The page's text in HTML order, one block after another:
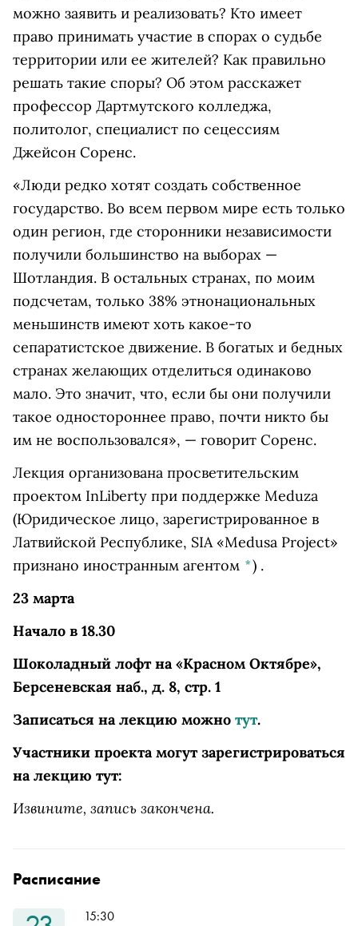
можно заявить и реализовать? Кто имеет
право принимать участие в спорах о судьбе
территории или ее жителей? Как правильно
решать такие споры? Об этом расскажет
профессор Дартмутского колледжа,
политолог, специалист по сецессиям
Джейсон Соренс.
«Люди редко хотят создать собственное
государство. Во всем первом мире есть только
один регион, где сторонники независимости
получили большинство на выборах —
Шотландия. В остальных странах, по моим
подсчетам, только 38% этнонациональных
меньшинств имеют хоть какое-то
сепаратистское движение. В богатых и бедных
странах желающих отделиться одинаково
мало. Это значит, что, если бы они получили
такое одностороннее право, почти никто бы
им не воспользовался», — говорит Соренс.
Лекция организована просветительским
проектом InLiberty при поддержке Meduza
(Юридическое лицо, зарегистрированное в
Латвийской Республике, SIA «Medusa Project»
признано иностранным агентом *) .
23 марта
Начало в 18.30
Шоколадный лофт на «Красном Октябре»,
Берсеневская наб., д. 8, стр. 1
Записаться на лекцию можно тут.
Участники проекта могут зарегистрироваться
на лекцию тут:
Извините, запись закончена.
Расписание
15:30